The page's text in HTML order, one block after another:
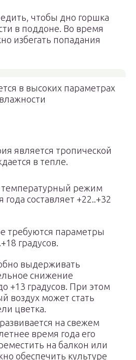
чтобы дно горшка
в поддоне. Во время
избегать попадания
в высоких параметрах
влажности
является тропической
в тепле.
режим
составляет +22..+32
требуются параметры
градусов.
выдерживать
снижение
+13 градусов. При этом
воздух может стать
цветка.
на свежем
время года его
на балкон или
обеспечить культуре